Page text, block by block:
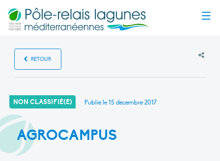
RETOUR
NON CLASSIFIÉ(E) Publié le15 décembre 2017
AGROCAMPUS